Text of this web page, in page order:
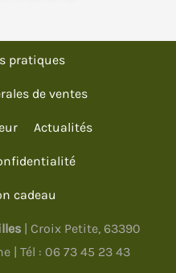
pratiques
de ventes
Actualités
cadeau
| Croix Petite, 63390
| Tél : 06 73 45 23 43